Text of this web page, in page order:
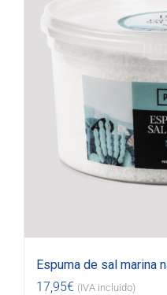
Espuma de sal marina
17,95€ (IVA incluido)